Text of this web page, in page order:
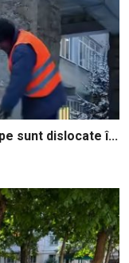
sunt dislocate î...